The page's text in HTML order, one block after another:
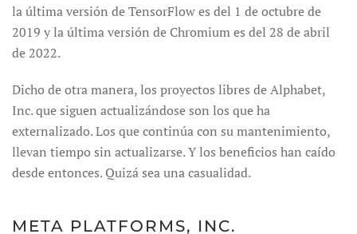
la última versión de TensorFlow es del 1 de octubre de
2019 y la última versión de Chromium es del 28 de abril
de 2022.
Dicho de otra manera, los proyectos libres de Alphabet,
Inc. que siguen actualizándose son los que ha
externalizado. Los que continúa con su mantenimiento,
llevan tiempo sin actualizarse. Y los beneficios han caído
desde entonces. Quizá sea una casualidad.
META PLATFORMS, INC.